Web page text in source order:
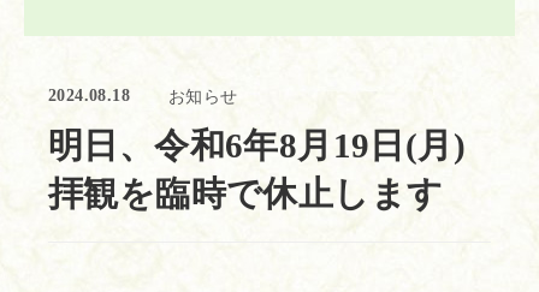
2024.08.18 お知らせ
明日、令和6年8月19日(月)
拝観を臨時で休止します